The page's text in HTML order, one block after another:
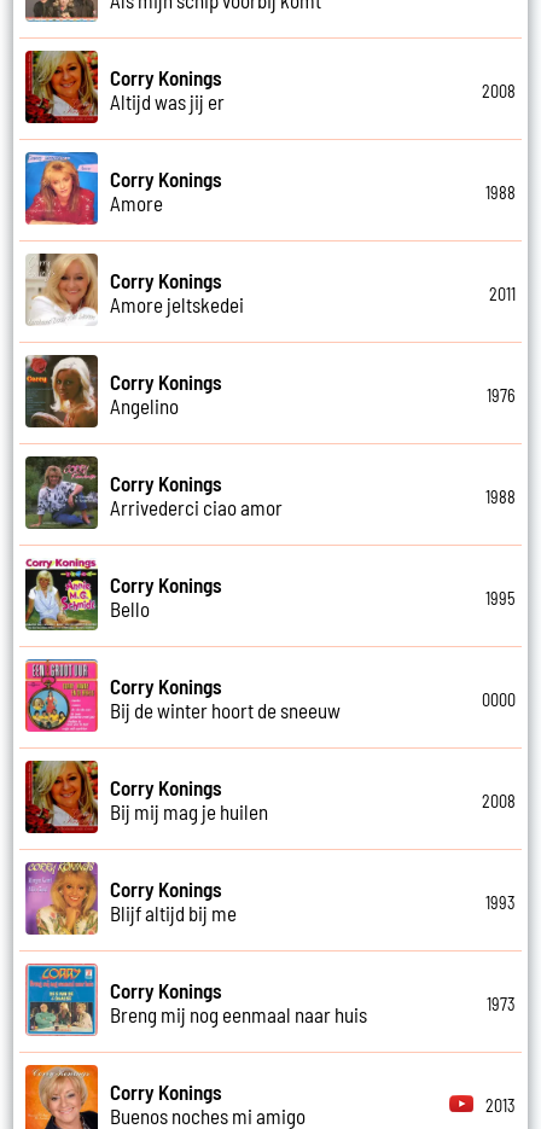
Corry Konings
Altijd was jij er
2008
Corry Konings
Amore
1988
Corry Konings
Amore jeltskedei
2011
Corry Konings
Angelino
1976
Corry Konings
Arrivederci ciao amor
1988
Corry Konings
Bello
1995
Corry Konings
Bij de winter hoort de sneeuw
0000
Corry Konings
Bij mij mag je huilen
2008
Corry Konings
Blijf altijd bij me
1993
Corry Konings
Breng mij nog eenmaal naar huis
1973
Corry Konings
Buenos noches mi amigo
2013